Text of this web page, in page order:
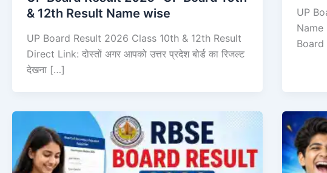
& 12th Result Name wise
UP Board Result 2026 Class 10th & 12th Result
Direct Link: दोस्तों अगर आपको उत्तर प्रदेश बोर्ड का रिजल्ट
देखना […]
UP
Board